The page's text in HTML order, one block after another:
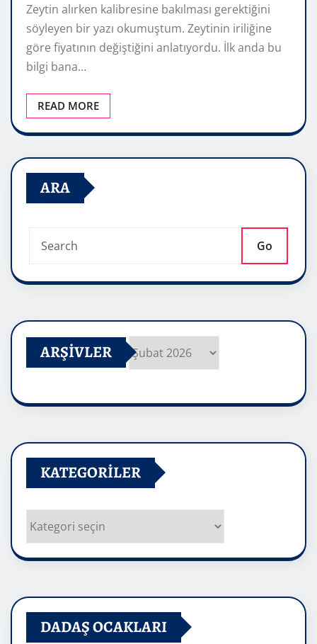
Zeytin alırken kalibresine bakılması gerektiğini
söyleyen bir yazı okumuştum. Zeytinin iriliğine
göre fiyatının değiştiğini anlatıyordu. İlk anda bu
bilgi bana…
READ MORE
ARA
Go
ARŞIVLER
KATEGORILER
Kategoriler
DADAŞ OCAKLARI